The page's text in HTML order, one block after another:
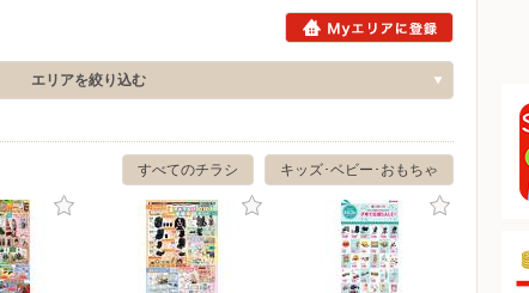
エリアを絞り込む
キッズ･ベビー･おもちゃ
すべてのチラシ